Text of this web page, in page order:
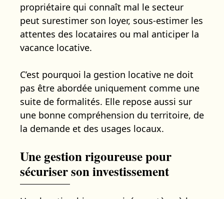
propriétaire qui connaît mal le secteur
peut surestimer son loyer, sous-estimer les
attentes des locataires ou mal anticiper la
vacance locative.
C’est pourquoi la gestion locative ne doit
pas être abordée uniquement comme une
suite de formalités. Elle repose aussi sur
une bonne compréhension du territoire, de
la demande et des usages locaux.
Une gestion rigoureuse pour
sécuriser son investissement